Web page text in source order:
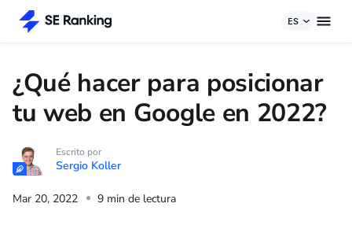
ES
¿Qué hacer para posicionar
tu web en Google en 2022?
Escrito por
Sergio Koller
Mar 20, 2022 9 min de lectura